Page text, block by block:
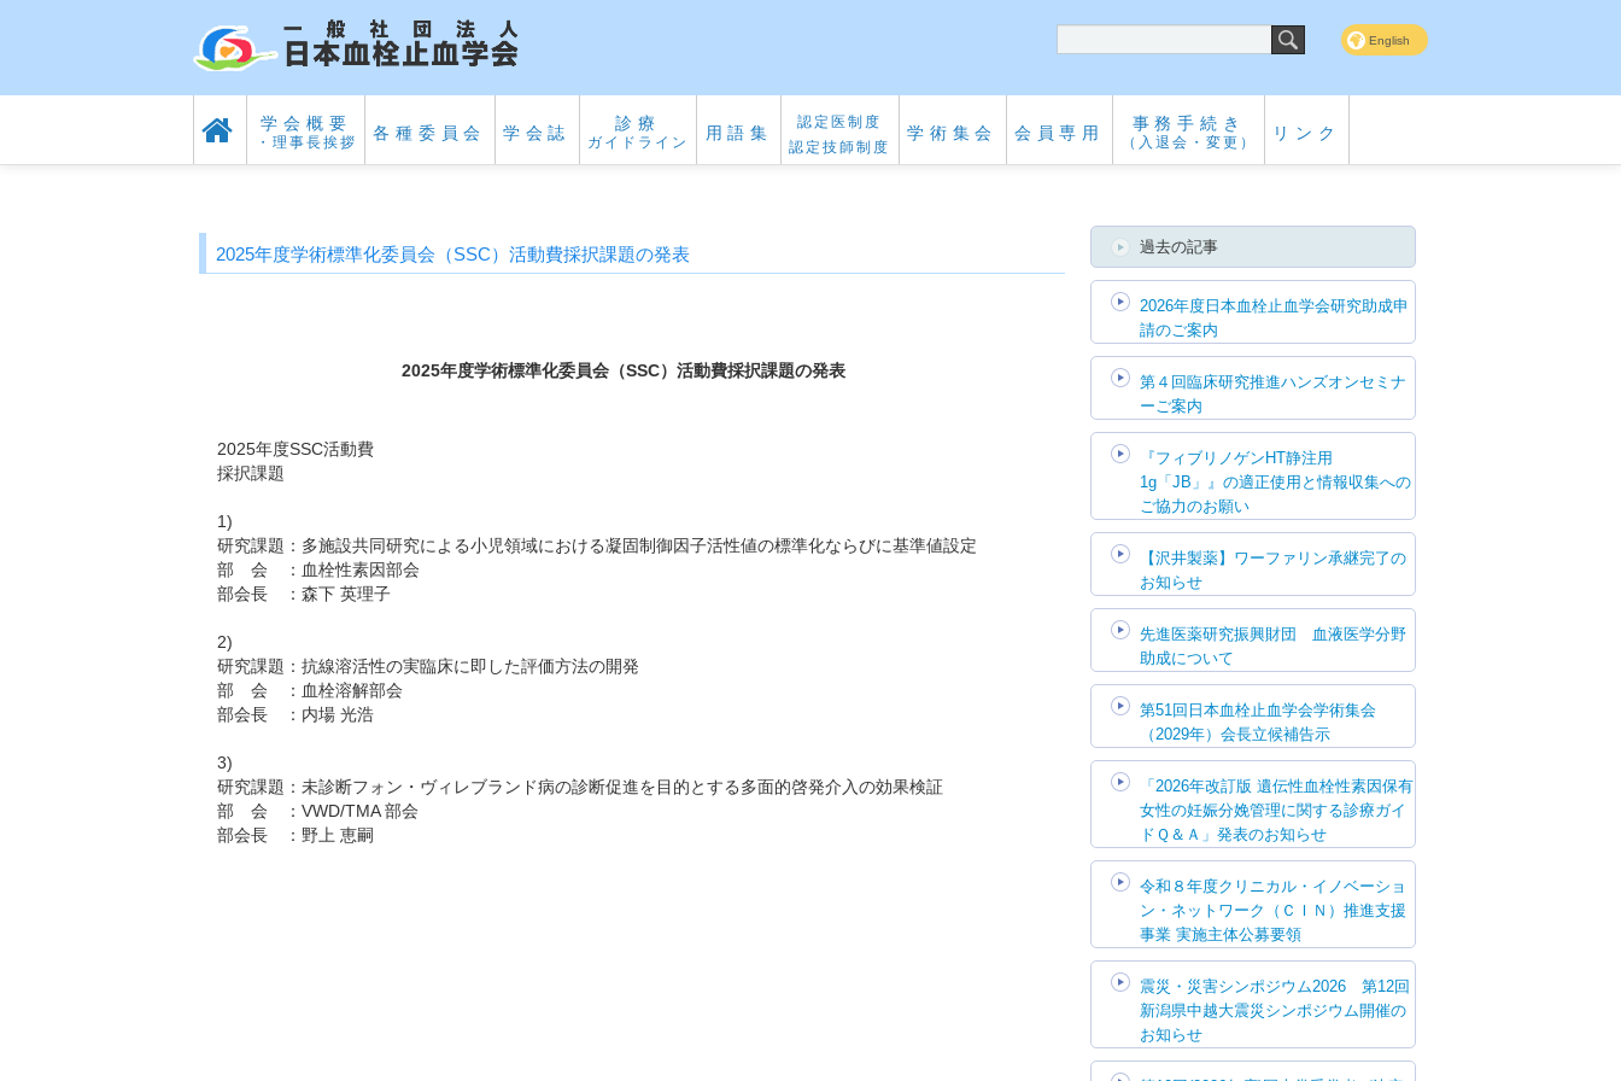
English
学会概要
・理事長挨拶 各種委員会 学会誌 診療
ガイドライン 用語集
認定医制度
認定技師制度
学術集会 会員専用 事務手続き
（入退会・変更） リンク
2025年度学術標準化委員会（SSC）活動費採択課題の発表
2025年度学術標準化委員会（SSC）活動費採択課題の発表
2025年度SSC活動費
採択課題
1)
研究課題：多施設共同研究による小児領域における凝固制御因子活性値の標準化ならびに基準値設定
部 会 ：血栓性素因部会
部会長 ：森下 英理子
2)
研究課題：抗線溶活性の実臨床に即した評価方法の開発
部 会 ：血栓溶解部会
部会長 ：内場 光浩
3)
研究課題：未診断フォン・ヴィレブランド病の診断促進を目的とする多面的啓発介入の効果検証
部 会 ：VWD/TMA 部会
部会長 ：野上 恵嗣
過去の記事
2026年度日本血栓止血学会研究助成申
請のご案内
第４回臨床研究推進ハンズオンセミナ
ーご案内
『フィブリノゲンHT静注用
1g「JB」』の適正使用と情報収集への
ご協力のお願い
【沢井製薬】ワーファリン承継完了の
お知らせ
先進医薬研究振興財団 血液医学分野
助成について
第51回日本血栓止血学会学術集会
（2029年）会長立候補告示
「2026年改訂版 遺伝性血栓性素因保有
女性の妊娠分娩管理に関する診療ガイ
ドＱ＆Ａ」発表のお知らせ
令和８年度クリニカル・イノベーショ
ン・ネットワーク（ＣＩＮ）推進支援
事業 実施主体公募要領
震災・災害シンポジウム2026 第12回
新潟県中越大震災シンポジウム開催の
お知らせ